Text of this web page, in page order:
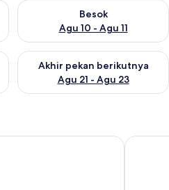
ini Agu 9 - Agu 10
Besok
Agu 10 - Agu 11
Periksa ketersediaan untuk
pekan ini Agu 14 - Agu 16
Akhir pekan berikutnya
Agu 21 - Agu 23
Periksa ketersediaan untuk
Marina